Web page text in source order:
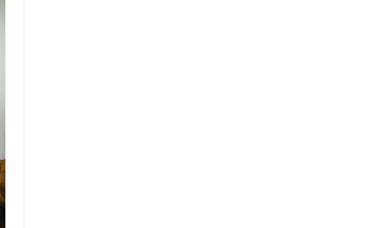
nacionales
||
FEDERACIÓN MEXICANA DE ASOCIACIONES